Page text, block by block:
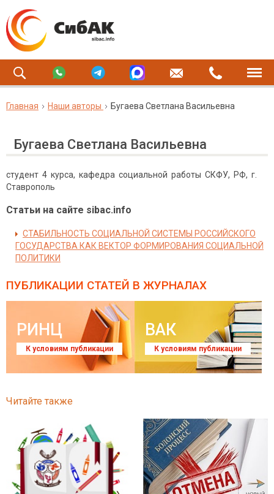
Главная Наши авторы Бугаева Светлана Васильевна
Бугаева Светлана Васильевна
студент 4 курса, кафедра социальной работы СКФУ, РФ, г.
Ставрополь
Статьи на сайте sibac.info
СТАБИЛЬНОСТЬ СОЦИАЛЬНОЙ СИСТЕМЫ РОССИЙСКОГО
ГОСУДАРСТВА КАК ВЕКТОР ФОРМИРОВАНИЯ СОЦИАЛЬНОЙ
ПОЛИТИКИ
ПУБЛИКАЦИИ СТАТЕЙ В ЖУРНАЛАХ
РИНЦ
К условиям публикации
ВАК
К условиям публикации
Читайте также